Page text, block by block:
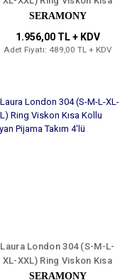
Kollu Bayan Pijama Takım
SERAMONY
1.956,00 TL + KDV
Adet Fiyatı: 489,00 TL + KDV
Laura London 304 (S-M-L-
XL-XXL) Ring Viskon Kısa
Kollu Bayan Pijama Takım
SERAMONY